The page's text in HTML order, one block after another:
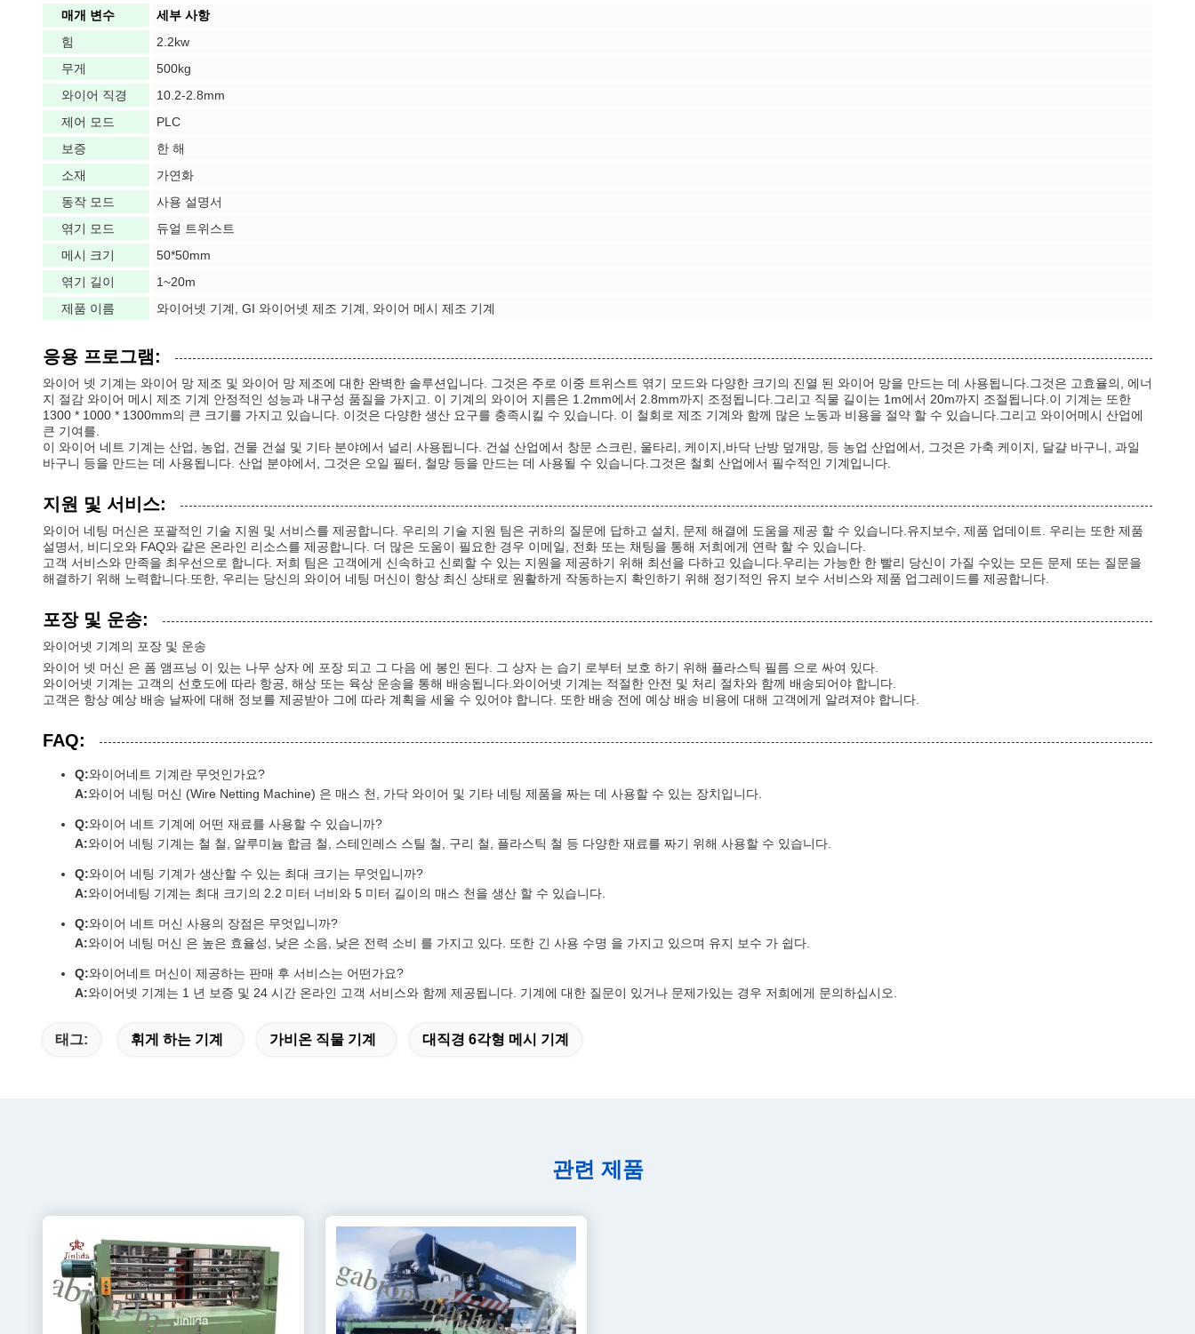
매개 변수
세부 사항
힘
2.2kw
무게
500kg
와이어 직경
10.2-2.8mm
제어 모드
PLC
보증
한 해
소재
가연화
동작 모드
사용 설명서
엮기 모드
듀얼 트위스트
메시 크기
50*50mm
엮기 길이
1~20m
제품 이름
와이어넷 기계, GI 와이어넷 제조 기계, 와이어 메시 제조 기계
응용 프로그램:
와이어 넷 기계는 와이어 망 제조 및 와이어 망 제조에 대한 완벽한 솔루션입니다. 그것은 주로 이중 트위스트 엮기 모드와 다양한 크기의 진열 된 와이어 망을 만드는 데 사용됩니다.그것은 고효율의, 에너
지 절감 와이어 메시 제조 기계 안정적인 성능과 내구성 품질을 가지고. 이 기계의 와이어 지름은 1.2mm에서 2.8mm까지 조정됩니다.그리고 직물 길이는 1m에서 20m까지 조절됩니다.이 기계는 또한
1300 * 1000 * 1300mm의 큰 크기를 가지고 있습니다. 이것은 다양한 생산 요구를 충족시킬 수 있습니다. 이 철회로 제조 기계와 함께 많은 노동과 비용을 절약 할 수 있습니다.그리고 와이어메시 산업에
큰 기여를.
이 와이어 네트 기계는 산업, 농업, 건물 건설 및 기타 분야에서 널리 사용됩니다. 건설 산업에서 창문 스크린, 울타리, 케이지,바닥 난방 덮개망, 등 농업 산업에서, 그것은 가축 케이지, 달걀 바구니, 과일
바구니 등을 만드는 데 사용됩니다. 산업 분야에서, 그것은 오일 필터, 철망 등을 만드는 데 사용될 수 있습니다.그것은 철회 산업에서 필수적인 기계입니다.
지원 및 서비스:
와이어 네팅 머신은 포괄적인 기술 지원 및 서비스를 제공합니다. 우리의 기술 지원 팀은 귀하의 질문에 답하고 설치, 문제 해결에 도움을 제공 할 수 있습니다.유지보수, 제품 업데이트. 우리는 또한 제품
설명서, 비디오와 FAQ와 같은 온라인 리소스를 제공합니다. 더 많은 도움이 필요한 경우 이메일, 전화 또는 채팅을 통해 저희에게 연락 할 수 있습니다.
고객 서비스와 만족을 최우선으로 합니다. 저희 팀은 고객에게 신속하고 신뢰할 수 있는 지원을 제공하기 위해 최선을 다하고 있습니다.우리는 가능한 한 빨리 당신이 가질 수있는 모든 문제 또는 질문을
해결하기 위해 노력합니다.또한, 우리는 당신의 와이어 네팅 머신이 항상 최신 상태로 원활하게 작동하는지 확인하기 위해 정기적인 유지 보수 서비스와 제품 업그레이드를 제공합니다.
포장 및 운송:
와이어넷 기계의 포장 및 운송
와이어 넷 머신 은 폼 앰프닝 이 있는 나무 상자 에 포장 되고 그 다음 에 봉인 된다. 그 상자 는 습기 로부터 보호 하기 위해 플라스틱 필름 으로 싸여 있다.
와이어넷 기계는 고객의 선호도에 따라 항공, 해상 또는 육상 운송을 통해 배송됩니다.와이어넷 기계는 적절한 안전 및 처리 절차와 함께 배송되어야 합니다.
고객은 항상 예상 배송 날짜에 대해 정보를 제공받아 그에 따라 계획을 세울 수 있어야 합니다. 또한 배송 전에 예상 배송 비용에 대해 고객에게 알려져야 합니다.
FAQ:
Q:와이어네트 기계란 무엇인가요?
A:와이어 네팅 머신 (Wire Netting Machine) 은 매스 천, 가닥 와이어 및 기타 네팅 제품을 짜는 데 사용할 수 있는 장치입니다.
Q:와이어 네트 기계에 어떤 재료를 사용할 수 있습니까?
A:와이어 네팅 기계는 철 철, 알루미늄 합금 철, 스테인레스 스틸 철, 구리 철, 플라스틱 철 등 다양한 재료를 짜기 위해 사용할 수 있습니다.
Q:와이어 네팅 기계가 생산할 수 있는 최대 크기는 무엇입니까?
A:와이어네팅 기계는 최대 크기의 2.2 미터 너비와 5 미터 길이의 매스 천을 생산 할 수 있습니다.
Q:와이어 네트 머신 사용의 장점은 무엇입니까?
A:와이어 네팅 머신 은 높은 효율성, 낮은 소음, 낮은 전력 소비 를 가지고 있다. 또한 긴 사용 수명 을 가지고 있으며 유지 보수 가 쉽다.
Q:와이어네트 머신이 제공하는 판매 후 서비스는 어떤가요?
A:와이어넷 기계는 1 년 보증 및 24 시간 온라인 고객 서비스와 함께 제공됩니다. 기계에 대한 질문이 있거나 문제가있는 경우 저희에게 문의하십시오.
태그: 휘게 하는 기계 가비온 직물 기계 대직경 6각형 메시 기계
관련 제품